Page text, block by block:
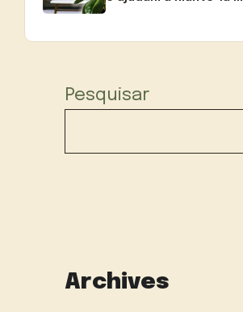
Pesquisar
Archives